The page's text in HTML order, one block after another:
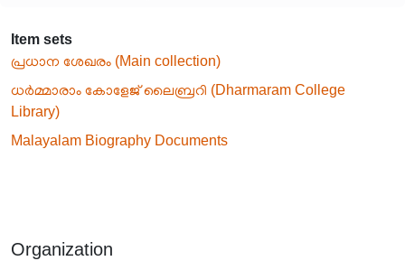
Item sets
പ്രധാന ശേഖരം (Main collection)
ധർമ്മാരാം കോളേജ് ലൈബ്രറി (Dharmaram College
Library)
Malayalam Biography Documents
Organization